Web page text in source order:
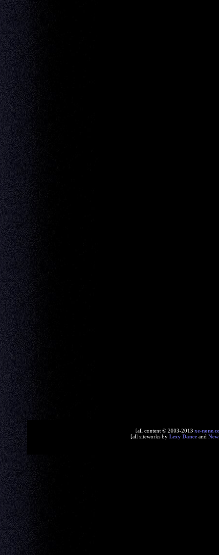
[all content © 2003-2013 xe-
[all siteworks by Lexy Dance and